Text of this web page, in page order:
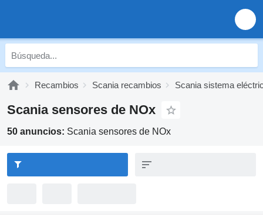
Recambios Scania recambios Scania sistema
Scania sensores de NOx
50 anuncios: Scania sensores de NOx